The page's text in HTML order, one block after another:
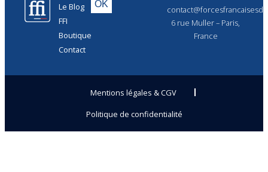
Le Blog
FFI
Boutique
Contact
6 rue Muller – Paris,
France
Mentions légales & CGV
Politique de confidentialité